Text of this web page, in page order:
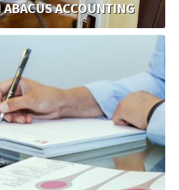
ACCOUNTING